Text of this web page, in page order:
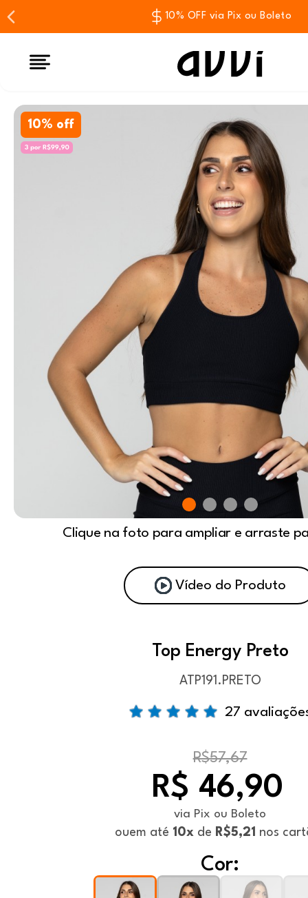
10% OFF via Pix ou Boleto
10% off
Clique na foto para ampliar e arraste
Vídeo do Produto
Top Energy Preto
ATP191.PRETO
27
R$57,67
R$ 46,90
via Pix ou Boleto
ouem até 10xde R$5,21 nos
Cor: